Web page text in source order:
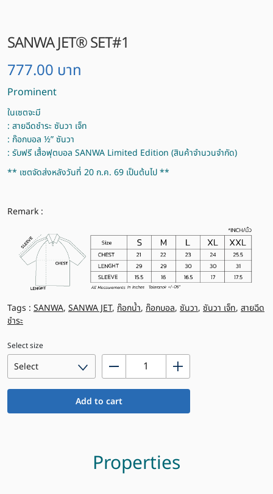
SANWA JET® SET#1
777.00 บาท
Prominent
ในเซตจะมี
: สายฉีดชำระ ซันวา เจ็ท
: ก๊อกบอล ½” ซันวา
: รับฟรี เสื้อฟุตบอล SANWA Limited Edition (สินค้าจำนวนจำกัด)
** เซตจัดส่งหลังวันที่ 20 ก.ค. 69 เป็นต้นไป **
Remark :
Tags : SANWA, SANWA JET, ก๊อกน้ำ, ก๊อกบอล, ซันวา, ซันวา เจ็ท, สายฉีด
ชำระ
Select size
JET®
SET#1
quantity
Add to cart
Properties